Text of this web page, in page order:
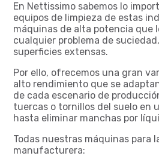
En Nettissimo sabemos lo
equipos de limpieza de estas
máquinas de alta potencia que
cualquier problema de
superficies extensas.
Por ello, ofrecemos una gran
alto rendimiento que se
de cada escenario de
tuercas o tornillos del suelo en
hasta eliminar manchas por
Todas nuestras máquinas para
manufacturera: